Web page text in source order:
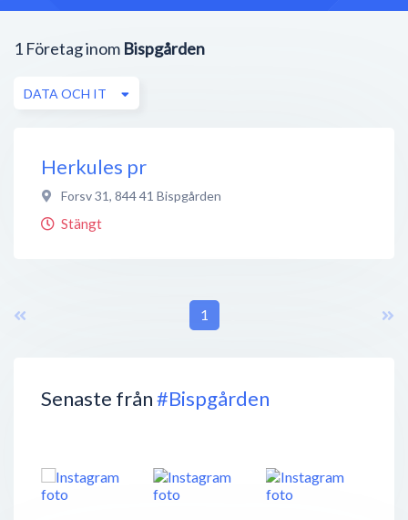
Senaste från#Bispgården
1 Företag inom Bispgården
DATA OCH IT
Herkules pr
Forsv 31, 844 41 Bispgården
Stängt
1